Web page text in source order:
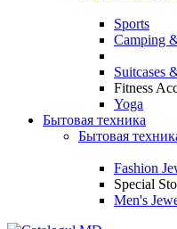
Sports
Camping
Suitcases
Fitness
Yoga
Бытовая техника
Бытовая
Fashion
Special
Men's